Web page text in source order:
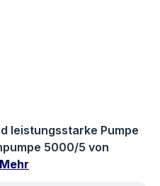
leistungsstarke Pumpe
5000/5 von
Mehr